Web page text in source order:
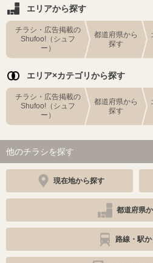
エリアから探す
チラシ・広告掲載の
Shufoo!（シュフ
ー）
都道府県から
探す
エリア×カテゴリから探す
チラシ・広告掲載の
Shufoo!（シュフ
ー）
都道府県から
探す
他のチラシを探す
現在地から探す
都道府県
路線・駅